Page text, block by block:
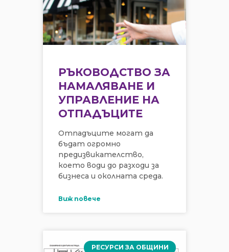
РЪКОВОДСТВО ЗА
НАМАЛЯВАНЕ И
УПРАВЛЕНИЕ НА
ОТПАДЪЦИТЕ
Отпадъците могат да
бъдат огромно
предизвикателство,
което води до разходи за
бизнеса и околната среда.
Виж повече
РЕСУРСИ ЗА ОБЩИНИ